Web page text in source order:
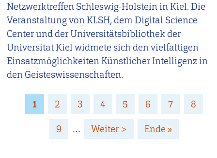
Netzwerktreffen Schleswig-Holstein in Kiel. Die
Veranstaltung von KI.SH, dem Digital Science
Center und der Universitätsbibliothek der
Universität Kiel widmete sich den vielfältigen
Einsatzmöglichkeiten Künstlicher Intelligenz in
den Geisteswissenschaften.
Seitennummerierung
Page
1 Page
2 Page
3 Page
4 Page
5 Page
6 Page
7 Page
8
Page
9 …
Nächste
Weiter >
Letzte
Ende »